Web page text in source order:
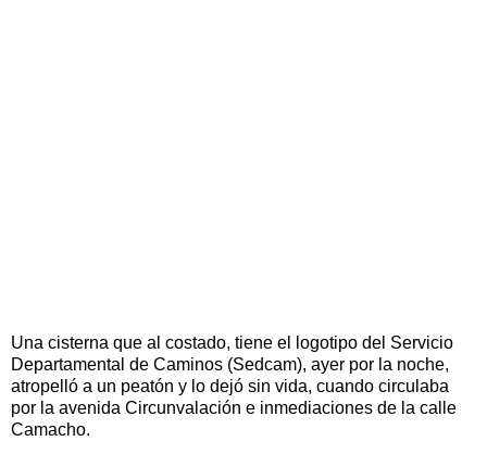
Una cisterna que al costado, tiene el logotipo del Servicio
Departamental de Caminos (Sedcam), ayer por la noche,
atropelló a un peatón y lo dejó sin vida, cuando circulaba
por la avenida Circunvalación e inmediaciones de la calle
Camacho.